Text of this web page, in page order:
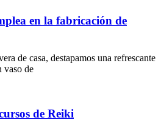
en la fabricación de
de casa, destapamos una refrescante
vaso de
de Reiki